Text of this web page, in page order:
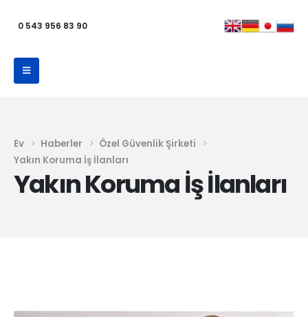
0 543 956 83 90
Ev Haberler
Özel Güvenlik Şirketi
Yakın Koruma İş İlanları
Yakın Koruma İş İlanları